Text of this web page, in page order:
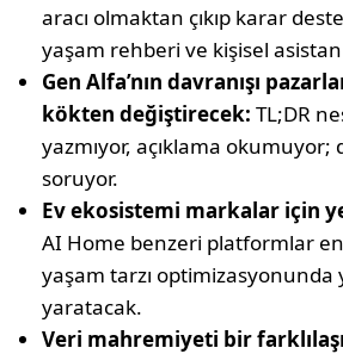
aracı olmaktan çıkıp karar
yaşam rehberi ve kişisel
Gen Alfa’nın davranışı
kökten değiştirecek: TL;DR
yazmıyor, açıklama okumuyor;
soruyor.
Ev ekosistemi markalar için
AI Home benzeri platformlar
yaşam tarzı optimizasyonunda
yaratacak.
Veri mahremiyeti bir